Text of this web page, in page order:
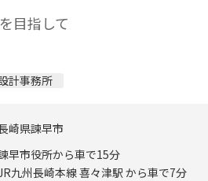
目指して
計事務所
崎県諫早市
早市役所から車で15分
九州長崎本線 喜々津駅 から車で7分